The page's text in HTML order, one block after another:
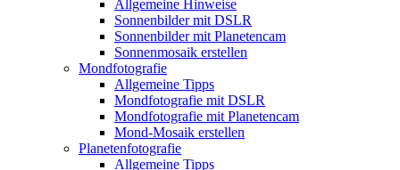
Allgemeine Hinweise
Sonnenbilder mit DSLR
Sonnenbilder mit Planetencam
Sonnenmosaik erstellen
Mondfotografie
Allgemeine Tipps
Mondfotografie mit DSLR
Mondfotografie mit Planetencam
Mond-Mosaik erstellen
Planetenfotografie
Allgemeine Tipps